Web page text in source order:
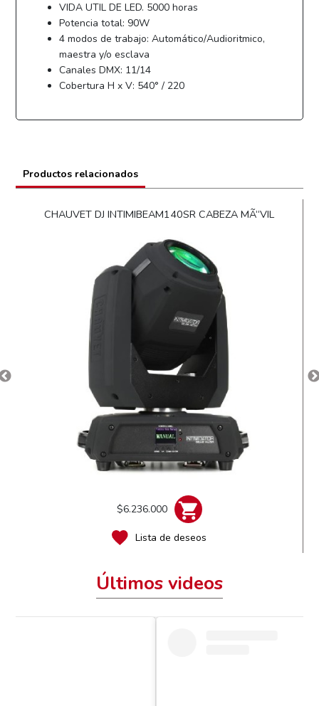
VIDA UTIL DE LED. 5000 horas
Potencia total: 90W
4 modos de trabajo: Automático/Audioritmico,
maestra y/o esclava
Canales DMX: 11/14
Cobertura H x V: 540° / 220
Productos relacionados
CHAUVET DJ INTIMIBEAM140SR CABEZA MÃ“VIL
$6.236.000
Lista de deseos
Últimos videos